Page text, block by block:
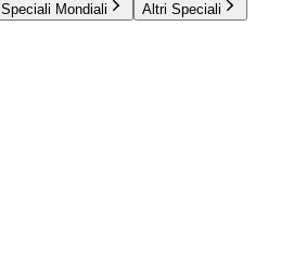
Speciali Mondiali Altri Speciali